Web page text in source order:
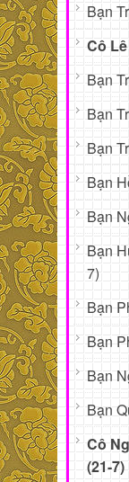
Bạn
Cô
Bạn
Bạn
Bạn
Bạn
Bạn
Bạn
7)
Bạn
Bạn
Bạn
Bạn
Cô
(21-7)